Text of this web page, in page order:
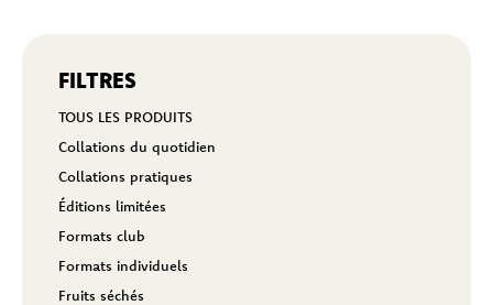
FILTRES
TOUS LES PRODUITS
Collations du quotidien
Collations pratiques
Éditions limitées
Formats club
Formats individuels
Fruits séchés